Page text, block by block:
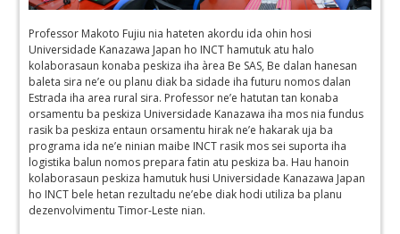
Professor Makoto Fujiu nia hateten akordu ida ohin hosi
Universidade Kanazawa Japan ho INCT hamutuk atu halo
kolaborasaun konaba peskiza iha àrea Be SAS, Be dalan hanesan
baleta sira ne’e ou planu diak ba sidade iha futuru nomos dalan
Estrada iha area rural sira. Professor ne’e hatutan tan konaba
orsamentu ba peskiza Universidade Kanazawa iha mos nia fundus
rasik ba peskiza entaun orsamentu hirak ne’e hakarak uja ba
programa ida ne’e ninian maibe INCT rasik mos sei suporta iha
logistika balun nomos prepara fatin atu peskiza ba. Hau hanoin
kolaborasaun peskiza hamutuk husi Universidade Kanazawa Japan
ho INCT bele hetan rezultadu ne’ebe diak hodi utiliza ba planu
dezenvolvimentu Timor-Leste nian.